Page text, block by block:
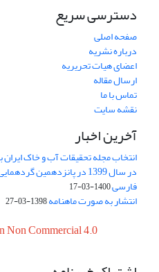
دسترسی سریع
صفحه اصلی
درباره نشریه
اعضای هیات تحریریه
ارسال مقاله
تماس با ما
نقشه سایت
آخرین اخبار
انتخاب مجله تحقیقات آب و خاک
در سال 1399 در پانزدهمین
فارسی1400-03-17
انتشار به صورت ماهنامه1398-03-27
Non Commercial 4.0